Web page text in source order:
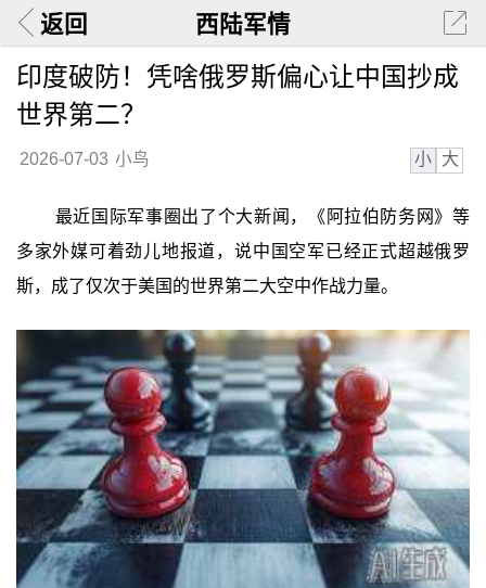
返回 西陆军情
印度破防！凭啥俄罗斯偏心让中国抄成
世界第二？
2026-07-03 小鸟 小 大
最近国际军事圈出了个大新闻，《阿拉伯防务网》等
多家外媒可着劲儿地报道，说中国空军已经正式超越俄罗
斯，成了仅次于美国的世界第二大空中作战力量。